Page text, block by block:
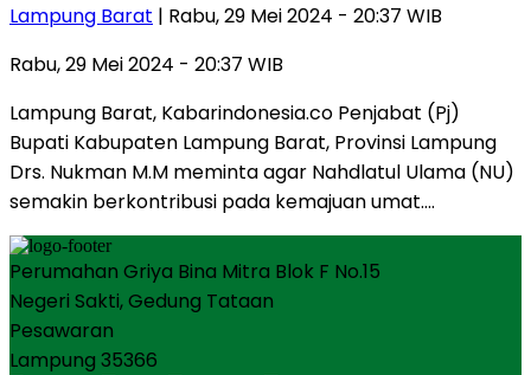
Lampung Barat | Rabu, 29 Mei 2024 - 20:37 WIB
Rabu, 29 Mei 2024 - 20:37 WIB
Lampung Barat, Kabarindonesia.co Penjabat (Pj)
Bupati Kabupaten Lampung Barat, Provinsi Lampung
Drs. Nukman M.M meminta agar Nahdlatul Ulama (NU)
semakin berkontribusi pada kemajuan umat….
Perumahan Griya Bina Mitra Blok F No.15
Negeri Sakti, Gedung Tataan
Pesawaran
Lampung 35366